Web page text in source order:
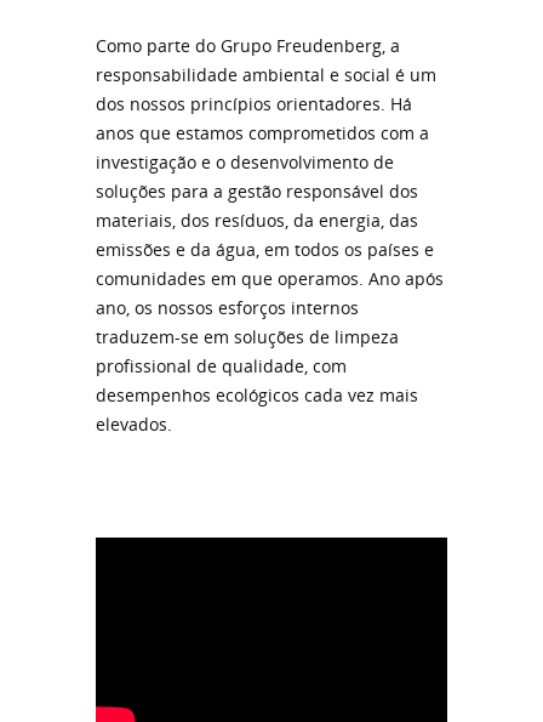
Como parte do Grupo Freudenberg, a
responsabilidade ambiental e social é um
dos nossos princípios orientadores. Há
anos que estamos comprometidos com a
investigação e o desenvolvimento de
soluções para a gestão responsável dos
materiais, dos resíduos, da energia, das
emissões e da água, em todos os países e
comunidades em que operamos. Ano após
ano, os nossos esforços internos
traduzem-se em soluções de limpeza
profissional de qualidade, com
desempenhos ecológicos cada vez mais
elevados.